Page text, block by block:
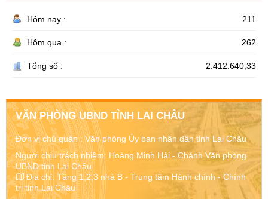
Hôm nay : 211
Hôm qua : 262
Tổng số : 2.412.640,33
VĂN PHÒNG UBND TỈNH LAI CHÂU
Đơn vị chủ quản :Văn phòng Ủy ban nhân dân tỉnh Lai Châu
Người chịu trách nhiệm: Hoàng Minh Hải - Chánh Văn phòng
UBND tỉnh Lai Châu
Địa chỉ: Tầng 1,2,3 nhà B - Trung tâm Hành chính - Chính
trị tỉnh Lai Châu